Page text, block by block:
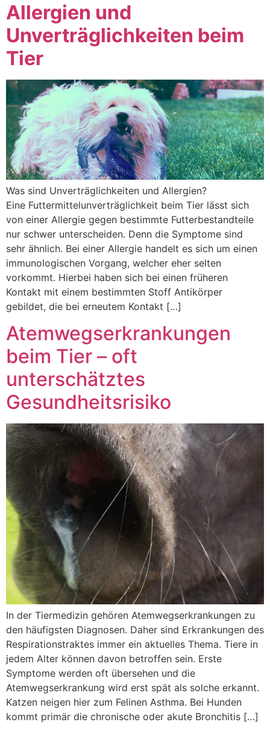
Allergien und
Unverträglichkeiten beim
Tier
Was sind Unverträglichkeiten und Allergien?
Eine Futtermittelunverträglichkeit beim Tier lässt sich
von einer Allergie gegen bestimmte Futterbestandteile
nur schwer unterscheiden. Denn die Symptome sind
sehr ähnlich. Bei einer Allergie handelt es sich um einen
immunologischen Vorgang, welcher eher selten
vorkommt. Hierbei haben sich bei einen früheren
Kontakt mit einem bestimmten Stoff Antikörper
gebildet, die bei erneutem Kontakt […]
Atemwegserkrankungen
beim Tier – oft
unterschätztes
Gesundheitsrisiko
In der Tiermedizin gehören Atemwegserkrankungen zu
den häufigsten Diagnosen. Daher sind Erkrankungen des
Respirationstraktes immer ein aktuelles Thema. Tiere in
jedem Alter können davon betroffen sein. Erste
Symptome werden oft übersehen und die
Atemwegserkrankung wird erst spät als solche erkannt.
Katzen neigen hier zum Felinen Asthma. Bei Hunden
kommt primär die chronische oder akute Bronchitis […]